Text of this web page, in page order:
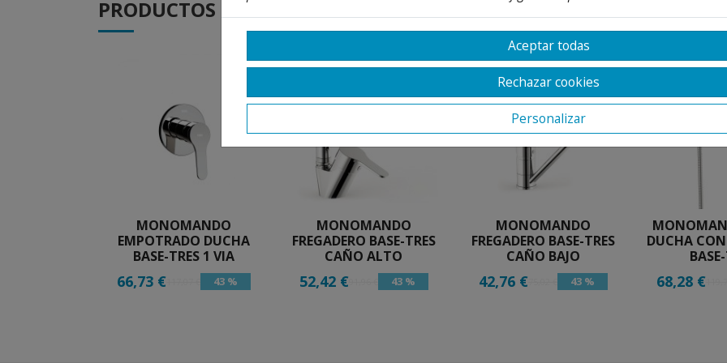
PRODUCTOS DE LA MISMA CATEGORIA
MONOMANDO
EMPOTRADO DUCHA
BASE-TRES 1 VIA
66,73 € 43 %
MONOMANDO
FREGADERO BASE-TRES
CAÑO ALTO
52,42 € 43 %
MONOMANDO
FREGADERO BASE-TRES
CAÑO BAJO
42,76 € 43 %
DUCHA
68,28 €
Aceptar todas
Rechazar cookies
Personalizar